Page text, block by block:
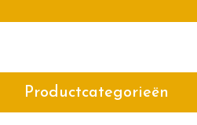
Productcategorieën